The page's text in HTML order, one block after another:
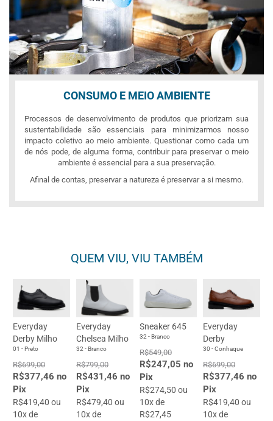
CONSUMO E MEIO AMBIENTE
Processos de desenvolvimento de produtos que priorizam sua
sustentabilidade são essenciais para minimizarmos nosso
impacto coletivo ao meio ambiente. Questionar como cada um
de nós pode, de alguma forma, contribuir para preservar o meio
ambiente é essencial para a sua preservação.
Afinal de contas, preservar a natureza é preservar a si mesmo.
QUEM VIU, VIU TAMBÉM
Everyday
Derby Milho
01 - Preto
R$699,00
R$377,46 no
Pix
R$419,40 ou
10x de
Everyday
Chelsea Milho
32 - Branco
R$799,00
R$431,46 no
Pix
R$479,40 ou
10x de
Sneaker 645
32 - Branco
R$549,00
R$247,05 no
Pix
R$274,50 ou
10x de
R$27,45
Everyday
Derby
30 - Conhaque
R$699,00
R$377,46 no
Pix
R$419,40 ou
10x de